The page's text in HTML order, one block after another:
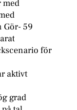
med
Gör- 59
för
aktivt
grad